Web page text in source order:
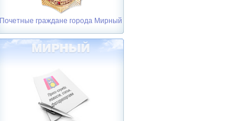
Почетные граждане города Мирный